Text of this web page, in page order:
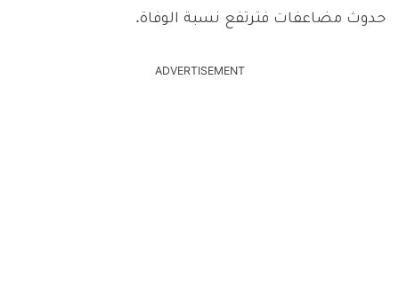
حدوث مضاعفات فترتفع نسبة الوفاة.
ADVERTISEMENT